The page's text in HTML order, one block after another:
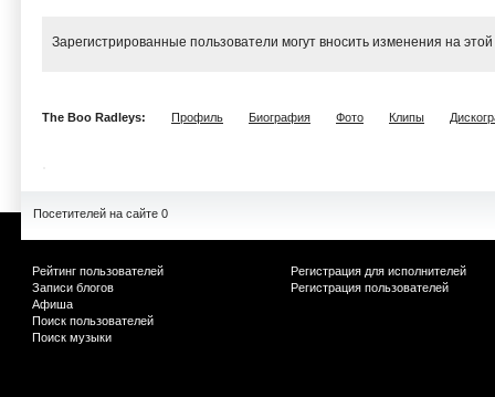
Зарегистрированные пользователи могут вносить изменения на
The Boo Radleys: Профиль Биография Фото Клипы
Посетителей на сайте 0
Рейтинг пользователей
Записи блогов
Афиша
Поиск пользователей
Поиск музыки
Регистрация для исполнителей
Регистрация пользователей